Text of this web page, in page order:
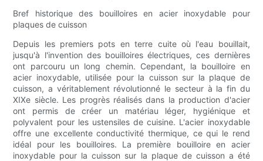
Bref historique des bouilloires en acier inoxydable pour
plaques de cuisson
Depuis les premiers pots en terre cuite où l'eau bouillait,
jusqu'à l'invention des bouilloires électriques, ces dernières
ont parcouru un long chemin. Cependant, la bouilloire en
acier inoxydable, utilisée pour la cuisson sur la plaque de
cuisson, a véritablement révolutionné le secteur à la fin du
XIXe siècle. Les progrès réalisés dans la production d'acier
ont permis de créer un matériau léger, hygiénique et
polyvalent pour les ustensiles de cuisine. L'acier inoxydable
offre une excellente conductivité thermique, ce qui le rend
idéal pour les bouilloires. La première bouilloire en acier
inoxydable pour la cuisson sur la plaque de cuisson a été